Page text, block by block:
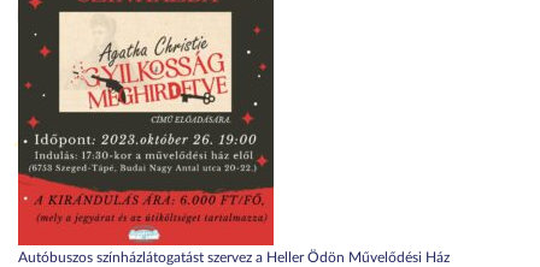
Autóbuszos színházlátogatást szervez a Heller Ödön Művelődési Ház